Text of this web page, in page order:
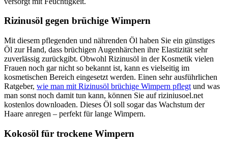
Rizinusöl gegen brüchige Wimpern
Mit diesem pflegenden und nährenden Öl haben Sie ein günstiges
Öl zur Hand, dass brüchigen Augenhärchen ihre Elastizität sehr
zuverlässig zurückgibt. Obwohl Rizinusöl in der Kosmetik vielen
Frauen noch gar nicht so bekannt ist, kann es vielseitig im
kosmetischen Bereich eingesetzt werden. Einen sehr ausführlichen
Ratgeber, wie man mit Rizinusöl brüchige Wimpern pflegt und was
man sonst noch damit tun kann, können Sie auf riziniusoel.net
kostenlos downloaden. Dieses Öl soll sogar das Wachstum der
Haare anregen – perfekt für lange Wimpern.
Kokosöl für trockene Wimpern